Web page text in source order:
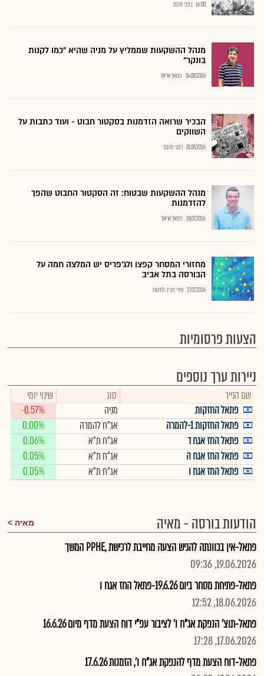
16:00 כתבי גלובס
מנהל ההשקעות שממליץ על מניה שהיא "כמו לקנות
בונקר"
04.08.2026 נתנאל אריאל
הבכיר שרואה הזדמנות בסקטור חבוט - ועוד כתבות על
השווקים
01.08.2026 כתבי גלובס
מנהל ההשקעות שבטוח: זה הסקטור החבוט שהפך
להזדמנות
28.07.2026 נתנאל אריאל
מחזורי המסחר קפצו ולג'פריס יש המלצה חמה על
הבורסה בתל אביב
27.07.2026 שירי חביב-ולדהורן
הצעות פרסומיות
ניירות ערך נוספים
שם הנייר סוג
שינוי יומי
פתאל החזקות
מניה
-0.57%
פתאל החזקות 1-להמרה
אג"ח להמרה
0.00%
פתאל החז אגח ד
אג"ח ת"א
0.06%
פתאל החז אגח ה
אג"ח ת"א
0.05%
פתאל החז אגח ו
אג"ח ת"א 0.05%
הודעות בורסה - מאיה מאיה
פתאל-אין בכוונתה להגיש הצעה מחייבת לרכישת ,PPHE המשך
19.06.2026, 09:36
פתאל-פתיחת מסחר ביום 19.6.26-פתאל החז אגח ו
18.06.2026, 12:52
פתאל-תוצ' הנפקת אג"ח ו' לציבור עפ"י דוח הצעת מדף מיום 16.6.26
17.06.2026, 17:28
פתאל-דוח הצעת מדף להנפקת אג"ח ו', הזמנות 17.6.26